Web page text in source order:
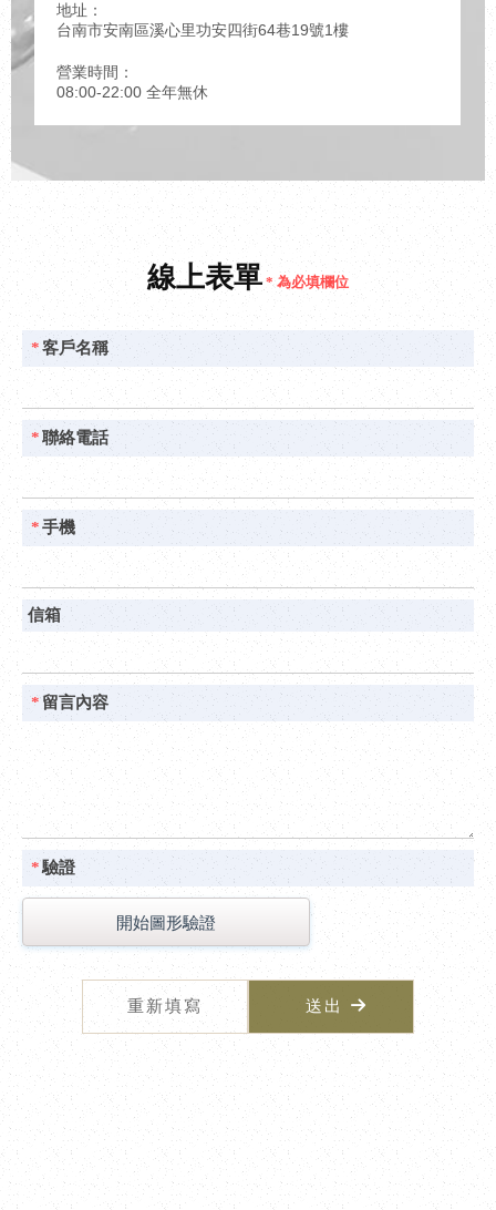
地址：
台南市安南區溪心里功安四街64巷19號1樓
營業時間：
08:00-22:00 全年無休
線上表單 * 為必填欄位
*客戶名稱
*聯絡電話
*手機
信箱
* 留言內容
*驗證
開始圖形驗證